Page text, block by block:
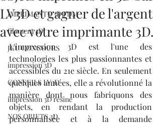
IMPRIMANTE 3D FDM
filament 3D,
JEU CONCOURS
impression 3D
CONSEILS LV3D
impression 3D résine
NOS OBJETS 3D
LV3D et gagner de l'argent
avec votre imprimante 3D.
L'impression 3D est l'une des
technologies les plus passionnantes et
accessibles du 21e siècle. En seulement
quelques années, elle a révolutionné la
manière dont nous fabriquons des
objets, en rendant la production
personnalisée et à la demande